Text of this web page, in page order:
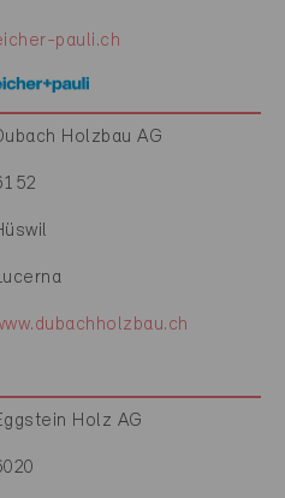
pauli.ch
Holzbau AG
Holz AG